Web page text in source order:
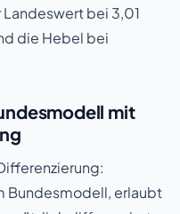
bei 3,01
die Hebel bei
mit
Bundesmodell, erlaubt